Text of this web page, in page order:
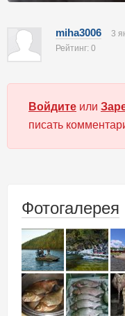
miha3006
3
Рейтинг: 0
Войдите или
писать
Фотогалерея